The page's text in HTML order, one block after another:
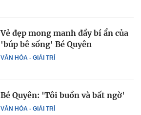
VĂN HÓA - GIẢI TRÍ
Vẻ đẹp mong manh đầy bí ẩn của
'búp bê sống' Bé Quyên
VĂN HÓA - GIẢI TRÍ
Bé Quyên: 'Tôi buồn và bất ngờ'